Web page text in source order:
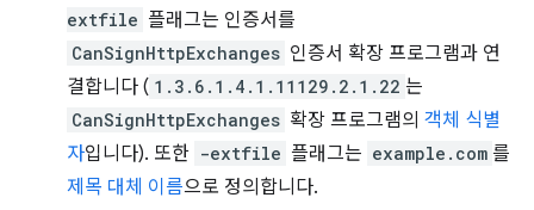
extfile 플래그는 인증서를
CanSignHttpExchanges 인증서 확장 프로그램과 연
결합니다 ( 1.3.6.1.4.1.11129.2.1.22 는
CanSignHttpExchanges 확장 프로그램의 객체 식별
자입니다). 또한 -extfile 플래그는 example.com 를
제목 대체 이름으로 정의합니다.